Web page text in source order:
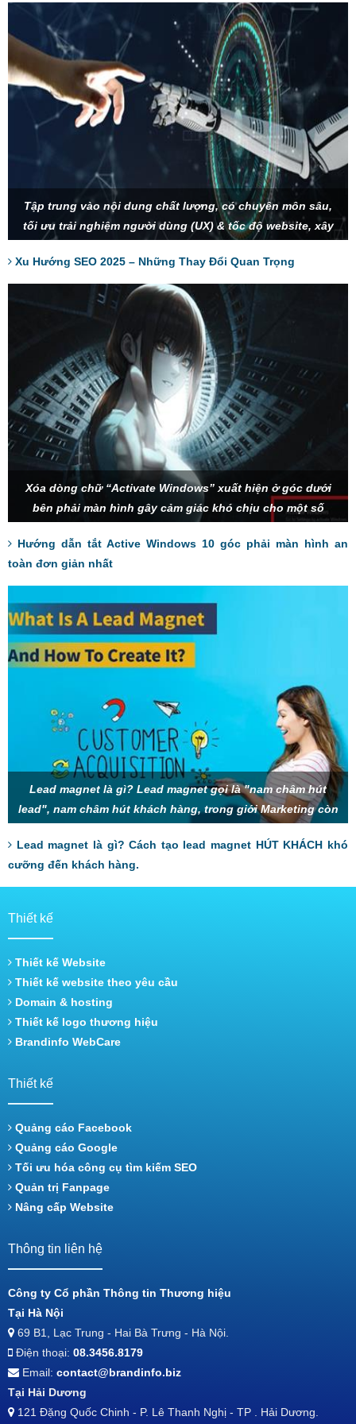
Tập trung vào nội dung chất lượng, có chuyên môn sâu,
tối ưu trải nghiệm người dùng (UX) & tốc độ website, xây
AI và tìm kiếm bằng giọng nói để tối ưu từ khóa.
Xu Hướng SEO 2025 – Những Thay Đổi Quan Trọng
Xóa dòng chữ “Activate Windows” xuất hiện ở góc dưới
bên phải màn hình gây cảm giác khó chịu cho một số
Hướng dẫn tắt Active Windows 10 góc phải màn hình an
toàn đơn giản nhất
Lead magnet là gì? Lead magnet gọi là "nam châm hút
lead", nam châm hút khách hàng, trong giới Marketing còn
Lead magnet là gì? Cách tạo lead magnet HÚT KHÁCH khó
cưỡng đến khách hàng.
Thiết kế
Thiết kế Website
Thiết kế website theo yêu cầu
Domain & hosting
Thiết kế logo thương hiệu
Brandinfo WebCare
Thiết kế
Quảng cáo Facebook
Quảng cáo Google
Tối ưu hóa công cụ tìm kiếm SEO
Quản trị Fanpage
Nâng cấp Website
Thông tin liên hệ
Công ty Cổ phần Thông tin Thương hiệu
Tại Hà Nội
69 B1, Lạc Trung - Hai Bà Trưng - Hà Nội.
Điện thoại: 08.3456.8179
Email: contact@brandinfo.biz
Tại Hải Dương
121 Đặng Quốc Chinh - P. Lê Thanh Nghị - TP . Hải Dương.